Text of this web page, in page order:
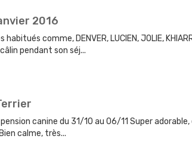
2016
comme, DENVER, LUCIEN, JOLIE,
pendant son séj...
canine du 31/10 au 06/11 Super
calme, très...